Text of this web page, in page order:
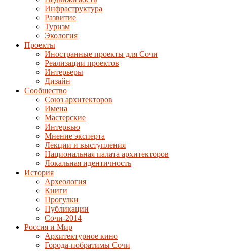
Инфраструктура
Развитие
Туризм
Экология
Проекты
Иностранные проекты для Сочи
Реализации проектов
Интерьеры
Дизайн
Сообщество
Союз архитекторов
Имена
Мастерские
Интервью
Мнение эксперта
Лекции и выступления
Национальная палата архитекторов
Локальная идентичность
История
Археология
Книги
Прогулки
Публикации
Сочи-2014
Россия и Мир
Архитектурное кино
Города-побратимы Сочи